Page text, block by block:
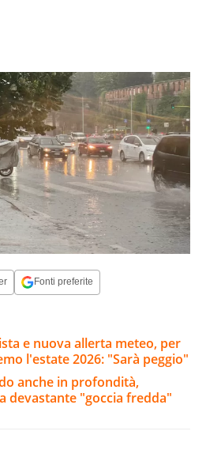
Fonti preferite
e nuova allerta meteo, per
l'estate 2026: "Sarà peggio"
anche in profondità,
devastante "goccia fredda"